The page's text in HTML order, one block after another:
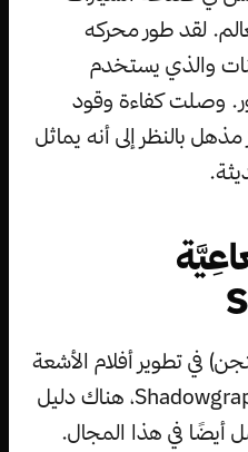
لقد طور محركه
والذي يستخدم
وصلت كفاءة وقود
إنجاز مذهل بالنظر إلى أنه يماثل
في تطوير أفلام الأشعة
السينية الأولى المسماة Shadowgraphs، هناك دليل
أيضًا في هذا المجال.